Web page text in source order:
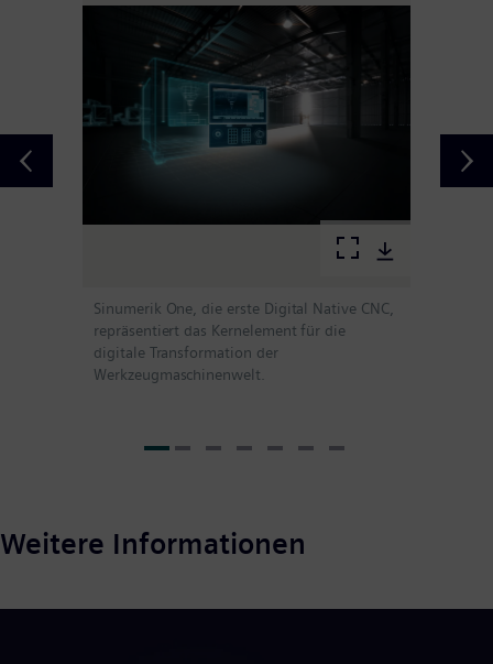
Sinumerik One, die erste Digital Native CNC,
repräsentiert das Kernelement für die
digitale Transformation der
Werkzeugmaschinenwelt.
Weitere Informationen